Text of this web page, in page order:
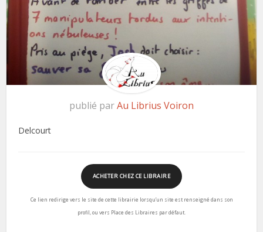
publié parAu Librius Voiron
Delcourt
ACHETER CHEZ CE LIBRAIRE
Ce lien redirige vers le site de cette librairie lorsqu’un site est renseigné dans son
profil, ou vers Place des Libraires par défaut.